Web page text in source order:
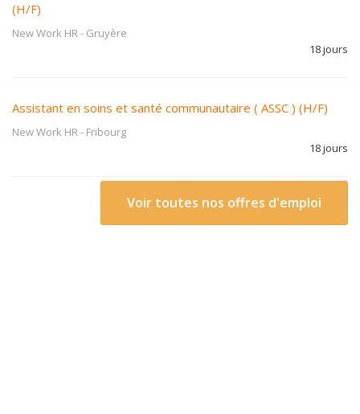
(H/F)
New Work HR- Gruyère
18 jours
Assistant en soins et santé communautaire ( ASSC ) (H/F)
New Work HR- Fribourg
18 jours
Voir toutes nos offres d'emploi